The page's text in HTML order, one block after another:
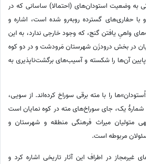
به وضعیت استودان‌های (احتمالا) ساسانی که در
حفاری‌های گسترده روبه‌رو شده است، اشاره و
واهیِ یافتن گنج، که وجود خارجی ندارد، به این
در بخش درودزَن شهرستان مَرودشت و در دو کوه
آن‌ها را شکسته و آسیب‌های برگشت‌ناپذیری به
را با مته برقی سوراخ کرده‌اند. از سویی،
شمارۀ یک، جای سوراخ‌های مته در کوه نمایان است
متولیان میراث فرهنگی منطقه و شهرستان و
مربوطه است.
غیرمجاز در اطراف این آثار تاریخی اشاره کرد و